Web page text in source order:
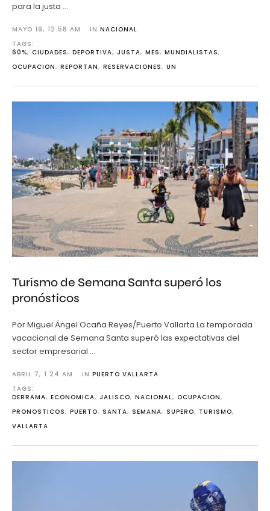
para la justa …
MAYO 19, 12:58 AM IN NACIONAL
TAGS:
60%, CIUDADES, DEPORTIVA, JUSTA, MES, MUNDIALISTAS,
OCUPACION, REPORTAN, RESERVACIONES, UN
Turismo de Semana Santa superó los
pronósticos
Por Miguel Ángel Ocaña Reyes/Puerto Vallarta La temporada
vacacional de Semana Santa superó las expectativas del
sector empresarial …
ABRIL 7, 1:24 AM IN PUERTO VALLARTA
TAGS:
DERRAMA, ECONOMICA, JALISCO, NACIONAL, OCUPACION,
PRONOSTICOS, PUERTO, SANTA, SEMANA, SUPERO, TURISMO,
VALLARTA